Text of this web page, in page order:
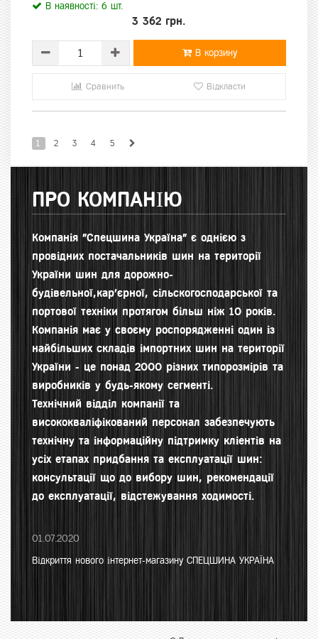
В наявності: 6 шт.
3 362 грн.
В корзину
Сравнить Відкласти
1 2 3 4 5
ПРО КОМПАНІЮ
Компанія "Спецшина Україна" є однією з
провідних постачальників шин на території
України шин для дорожно-
будівельної,кар'єрної, сільскогосподарської та
портової техніки протягом більш ніж 10 років.
Компанія має у своєму роспорядженні один із
найбільших складів імпортних шин на території
України - це понад 2000 різних типорозмірів та
виробників у будь-якому сегменті.
Технічний відділ компанії та
висококваліфікований персонал забезпечують
технічну та інформаційну підтримку кліентів на
усіх етапах придбання та експлуатації шин:
консультації що до вибору шин, рекомендації
до експлуатації, відстежування ходимості.
01.07.2020
Відкриття нового інтернет-магазину СПЕЦШИНА УКРАЇНА